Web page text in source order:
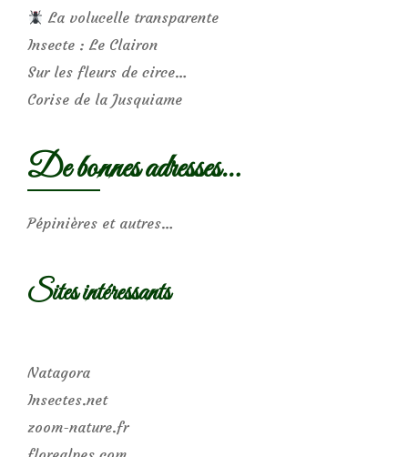
La volucelle transparente
Insecte : Le Clairon
Sur les fleurs de circe…
Corise de la Jusquiame
De bonnes adresses…
Pépinières et autres…
Sites intéressants
Natagora
Insectes.net
zoom-nature.fr